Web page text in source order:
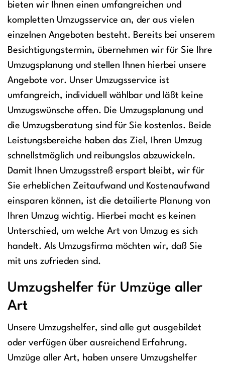
bieten wir Ihnen einen umfangreichen und
kompletten Umzugsservice an, der aus vielen
einzelnen Angeboten besteht. Bereits bei unserem
Besichtigungstermin, übernehmen wir für Sie Ihre
Umzugsplanung und stellen Ihnen hierbei unsere
Angebote vor. Unser Umzugsservice ist
umfangreich, individuell wählbar und läßt keine
Umzugswünsche offen. Die Umzugsplanung und
die Umzugsberatung sind für Sie kostenlos. Beide
Leistungsbereiche haben das Ziel, Ihren Umzug
schnellstmöglich und reibungslos abzuwickeln.
Damit Ihnen Umzugsstreß erspart bleibt, wir für
Sie erheblichen Zeitaufwand und Kostenaufwand
einsparen können, ist die detailierte Planung von
Ihren Umzug wichtig. Hierbei macht es keinen
Unterschied, um welche Art von Umzug es sich
handelt. Als Umzugsfirma möchten wir, daß Sie
mit uns zufrieden sind.
Umzugshelfer für Umzüge aller
Art
Unsere Umzugshelfer, sind alle gut ausgebildet
oder verfügen über ausreichend Erfahrung.
Umzüge aller Art, haben unsere Umzugshelfer